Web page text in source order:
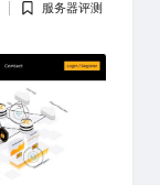
Posted
服务器评测